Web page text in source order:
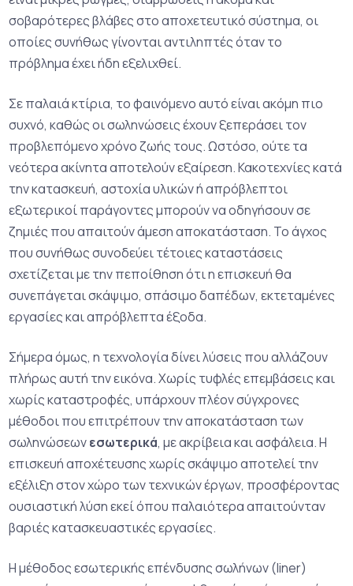
σοβαρότερες βλάβες στο αποχετευτικό σύστημα, οι
οποίες συνήθως γίνονται αντιληπτές όταν το
πρόβλημα έχει ήδη εξελιχθεί.
Σε παλαιά κτίρια, το φαινόμενο αυτό είναι ακόμη πιο
συχνό, καθώς οι σωληνώσεις έχουν ξεπεράσει τον
προβλεπόμενο χρόνο ζωής τους. Ωστόσο, ούτε τα
νεότερα ακίνητα αποτελούν εξαίρεση. Κακοτεχνίες κατά
την κατασκευή, αστοχία υλικών ή απρόβλεπτοι
εξωτερικοί παράγοντες μπορούν να οδηγήσουν σε
ζημιές που απαιτούν άμεση αποκατάσταση. Το άγχος
που συνήθως συνοδεύει τέτοιες καταστάσεις
σχετίζεται με την πεποίθηση ότι η επισκευή θα
συνεπάγεται σκάψιμο, σπάσιμο δαπέδων, εκτεταμένες
εργασίες και απρόβλεπτα έξοδα.
Σήμερα όμως, η τεχνολογία δίνει λύσεις που αλλάζουν
πλήρως αυτή την εικόνα. Χωρίς τυφλές επεμβάσεις και
χωρίς καταστροφές, υπάρχουν πλέον σύγχρονες
μέθοδοι που επιτρέπουν την αποκατάσταση των
σωληνώσεωνεσωτερικά, με ακρίβεια και ασφάλεια. Η
επισκευή αποχέτευσης χωρίς σκάψιμο αποτελεί την
εξέλιξη στον χώρο των τεχνικών έργων, προσφέροντας
ουσιαστική λύση εκεί όπου παλαιότερα απαιτούνταν
βαριές κατασκευαστικές εργασίες.
Η μέθοδος εσωτερικής επένδυσης σωλήνων (liner)